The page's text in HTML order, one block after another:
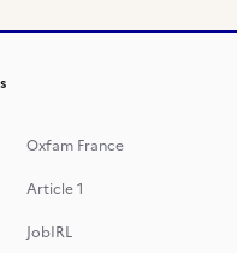
Oxfam France
Article 1
JobIRL